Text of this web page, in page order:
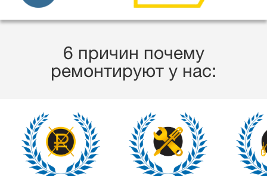
6 причин почему
ремонтируют у нас: